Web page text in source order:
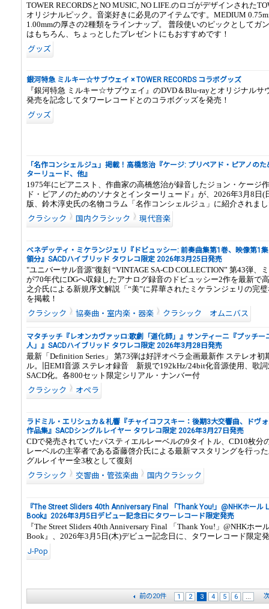
TOWER RECORDSとNO MUSIC, NO LIFE.のロゴがデザインされた
オリジナルピック。音楽好きに必見のアイテムです。MEDIUM
1.00mmの厚さの2種類をラインナップ。 普段使いのピックとしてガ
はもちろん、ちょっとしたプレゼントにもおすすめです！
グッズ
銀河特急 ミルキー☆サブウェイ × TOWER RECORDS コラボグッズ
『銀河特急 ミルキー☆サブウェイ』のDVD＆Blu-rayとオリジナルサ
発売を記念してタワーレコードとのコラボグッズを発売！
グッズ
「名作コンシェルジュ」掲載！高橋悠治『ケージ: プリペアド・ピアノの
ターリュード、他』
1975年にピアニスト、作曲家の高橋悠治が録音したジョン・ケージ
ド・ピアノのためのソナタとインターリュード』が、2026年3月8日(
版、鈴木淳史氏の名物コラム「名作コンシェルジュ」に紹介されま
クラシック
国内クラシック 現代音楽
ベネデッティ・ミケランジェリ『ドビュッシー: 前奏曲集第1巻、映像第1
領分』SACDハイブリッド タワレコ限定 2026年3月25日発売
"ユニバーサル音源"復刻 “VINTAGE SA-CD COLLECTION” 第43弾、
が'70年代にDGへ収録したアナログ録音のドビュッシー2作を最新で
之介氏による新規序文解説「“美”に昇華されたミケランジェリの完
を掲載！
クラシック
協奏曲・室内楽・器楽 クラシック オムニバス
マタチッチ『レオンカヴァッロ:歌劇「道化師」』サンティーニ『プッチー
人」』SACDハイブリッド タワレコ限定 2026年3月28日発売
最新「Definition Series」 第73弾は好評オペラ企画最新作 ステレオ初
ル。旧EMI音源 ステレオ録音 新規で192kHz/24bit化音源使用、歌
SACD化。各800セット限定シリアル・ナンバー付
クラシック
オペラ
ラドミル・エリシュカ＆札響『チャイコフスキー：後期3大交響曲、ドヴ
作品集』SACDシングルレイヤー タワレコ限定 2026年3月27日発売
CDで発売されていたパスティエルレーベルの9タイトル、CD10枚分
レーベルの主宰者である斎藤啓介氏による最新マスタリングを行っ
グルレイヤー全3枚として復刻
クラシック
交響曲・管弦楽曲 国内クラシック
『The Street Sliders 40th Anniversary Final 「Thank You!」@NHKホール
Book』2026年3月5日デビュー記念日にタワーレコード限定発売
『The Street Sliders 40th Anniversary Final 「Thank You!」@NHKホー
Book』、2026年3月5日(木)デビュー記念日に、タワーレコード限定
J-Pop
前の20件 1 2 3 4 5 6 ...